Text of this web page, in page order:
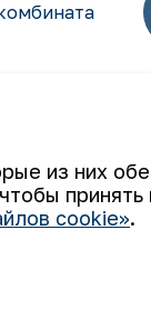
Ваш email
из них
cookie».